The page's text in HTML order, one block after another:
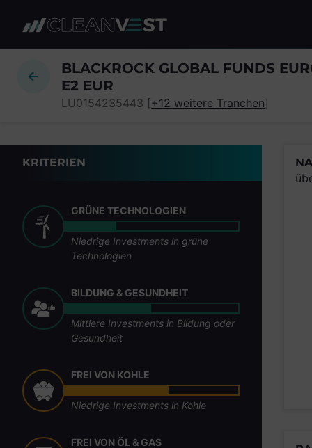
BLACKROCK GLOBAL FUNDS
E2 EUR
LU0154235443 [+12 weitere Tranchen]
KRITERIEN
GRÜNE TECHNOLOGIEN
Niedrige Investments in grüne
Technologien
BILDUNG & GESUNDHEIT
Mittlere Investments in Bildung oder
Gesundheit
FREI VON KOHLE
Niedrige Investments in Kohle
FREI VON ÖL & GAS